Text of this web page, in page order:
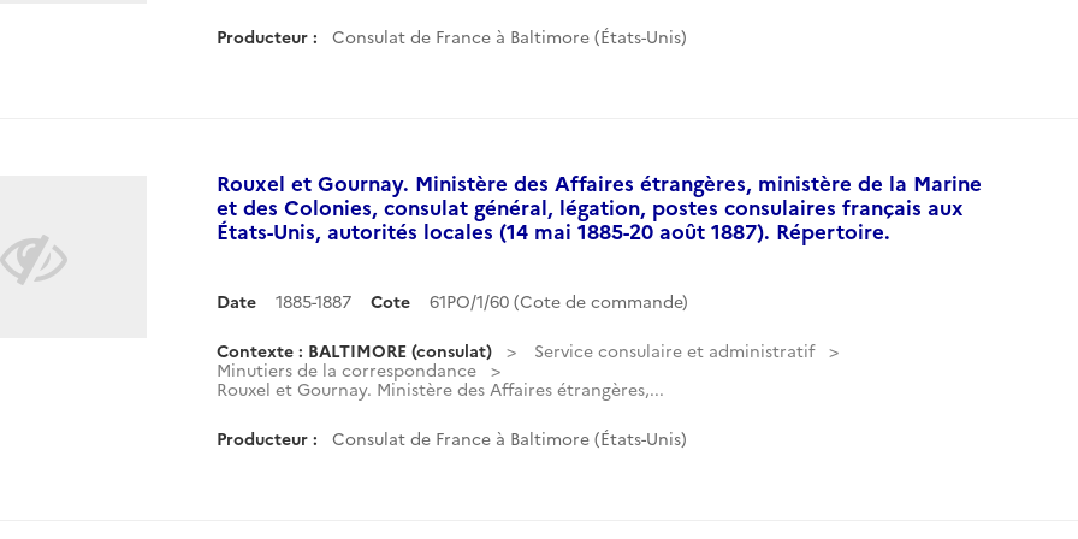
Producteur : Consulat de France à Baltimore (États-Unis)
Rouxel et Gournay. Ministère des Affaires étrangères, ministère de la Marine
et des Colonies, consulat général, légation, postes consulaires français aux
États-Unis, autorités locales (14 mai 1885-20 août 1887). Répertoire.
Date 1885-1887 Cote 61PO/1/60 (Cote de commande)
Contexte : BALTIMORE (consulat)
Service consulaire et administratif
Minutiers de la correspondance
Rouxel et Gournay. Ministère des Affaires étrangères,...
Producteur : Consulat de France à Baltimore (États-Unis)